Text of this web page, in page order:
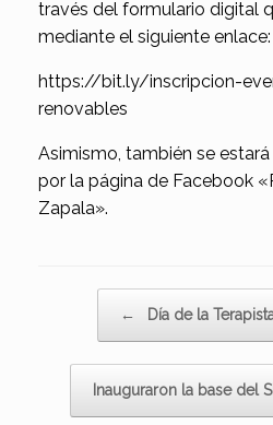
través del formulario digital
mediante el siguiente enlace:
https://bit.ly/inscripcion-
renovables
Asimismo, también se
por la página de Facebook
Zapala».
← Día de la
Inauguraron la base del